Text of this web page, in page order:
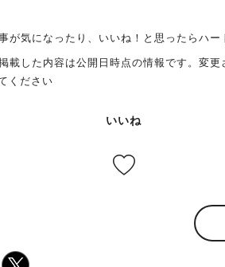
が気になったり、いいね！と思ったらハー
載した内容は公開日時点の情報です。変
ください
いいね